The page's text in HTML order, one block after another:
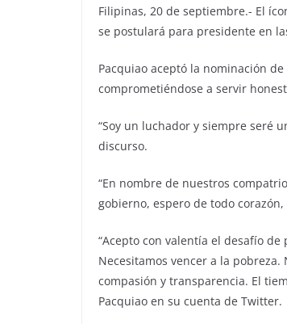
Filipinas, 20 de septiembre.- El
se postulará para presidente en
Pacquiao aceptó la nominación
comprometiéndose a servir
“Soy un luchador y siempre seré
discurso.
“En nombre de nuestros
gobierno, espero de todo
“Acepto con valentía el desafío
Necesitamos vencer a la
compasión y transparencia. El
Pacquiao en su cuenta de Twitter.